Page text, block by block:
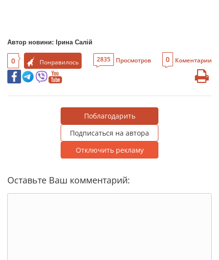
Автор новини: Ірина Салій
0 Понравилось 2835 Просмотров 0 Коментарии
Поблагодарить
Подписаться на автора
Отключить рекламу
Оставьте Ваш комментарий: